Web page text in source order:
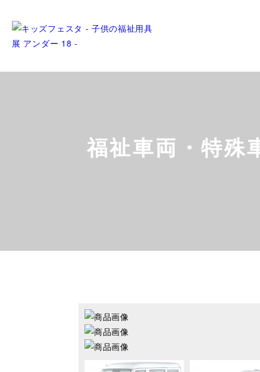
福祉車両・特